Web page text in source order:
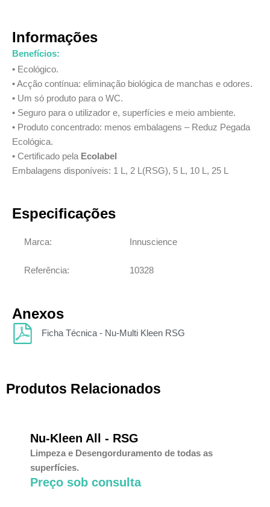
Informações
Benefícios:
• Ecológico.
• Acção contínua: eliminação biológica de manchas e odores.
• Um só produto para o WC.
• Seguro para o utilizador e, superfícies e meio ambiente.
• Produto concentrado: menos embalagens – Reduz Pegada
Ecológica.
• Certificado pela Ecolabel
Embalagens disponíveis: 1 L, 2 L(RSG), 5 L, 10 L, 25 L
Especificações
Marca:
Referência:
Innuscience
10328
Anexos
Ficha Técnica - Nu-Multi Kleen RSG
Produtos Relacionados
Nu-Kleen All - RSG
Limpeza e Desengorduramento de todas as
superfícies.
Preço sob consulta